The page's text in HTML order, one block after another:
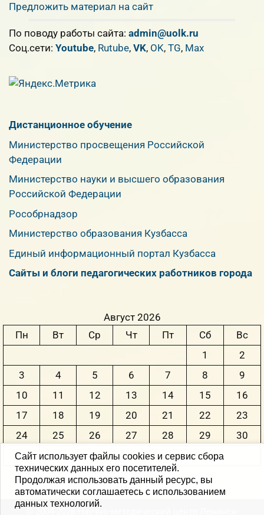
Предложить материал на сайт
По поводу работы сайта: admin@uolk.ru
Cоц.сети: Youtube, Rutube, VK, OK, TG, Max
Дистанционное обучение
Министерство просвещения Российской
Федерации
Министерство науки и высшего образования
Российской Федерации
Рособрнадзор
Министерство образования Кузбасса
Единый информационный портал Кузбасса
Сайты и блоги педагогических работников города
Август 2026
Пн
Вт Ср Чт Пт Сб
Вс
1
2
3
4 5 6 7 8
9
10
11 12 13 14 15
16
17
18 19 20 21 22
23
24
25 26 27 28 29
30
31
« Июн
Сайт использует файлы cookies и сервис сбора
технических данных его посетителей.
Продолжая использовать данный ресурс, вы
автоматически соглашаетесь с использованием
данных технологий.